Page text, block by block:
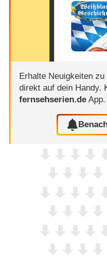
Erhalte Neuigkeiten zu
direkt auf dein Handy.
fernsehserien.deApp.